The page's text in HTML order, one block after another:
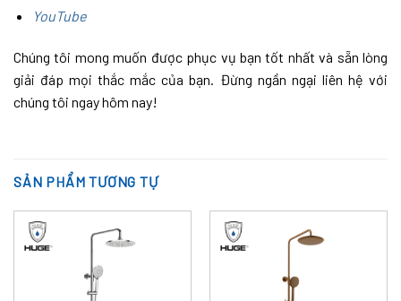
YouTube
Chúng tôi mong muốn được phục vụ bạn tốt nhất và sẵn lòng
giải đáp mọi thắc mắc của bạn. Đừng ngần ngại liên hệ với
chúng tôi ngay hôm nay!
SẢN PHẨM TƯƠNG TỰ